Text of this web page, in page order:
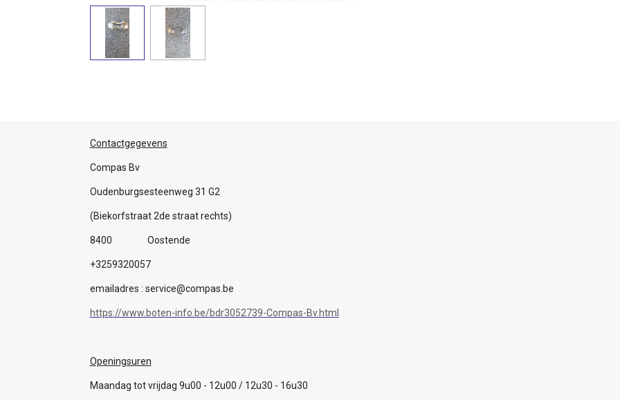
Contactgegevens
Compas Bv
Oudenburgsesteenweg 31 G2
(Biekorfstraat 2de straat rechts)
8400 Oostende
+3259320057
emailadres : service@compas.be
https://www.boten-info.be/bdr3052739-Compas-Bv.html
Openingsuren
Maandag tot vrijdag 9u00 - 12u00 / 12u30 - 16u30